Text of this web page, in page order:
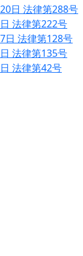
日 法律第288号
法律第222号
日 法律第128号
法律第135号
法律第42号